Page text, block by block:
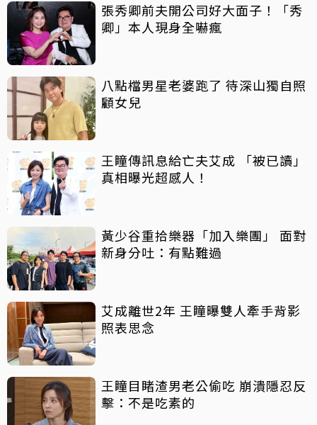
張秀卿前夫開公司好大面子！「秀
卿」本人現身全嚇瘋
八點檔男星老婆跑了 待深山獨自照
顧女兒
王瞳傳訊息給亡夫艾成 「被已讀」
真相曝光超感人！
黃少谷重拾樂器「加入樂團」 面對
新身分吐：有點難過
艾成離世2年 王瞳曝雙人牽手背影
照表思念
王瞳目睹渣男老公偷吃 崩潰隱忍反
擊：不是吃素的